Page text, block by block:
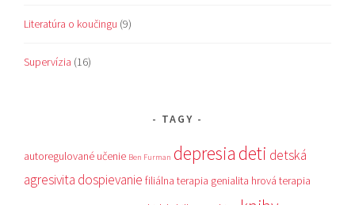
Literatúra o koučingu (9)
Supervízia (16)
TAGY
autoregulované učenie Ben Furman depresiadeti detská
agresivita dospievanie filiálna terapia genialita hrová terapia